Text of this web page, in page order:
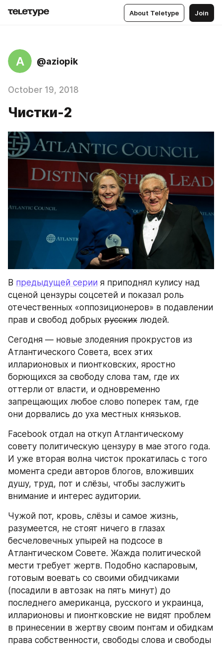
About Teletype Join
A @aziopik
October 19, 2018
Чистки-2
В предыдущей серии я приподнял кулису над
сценой цензуры соцсетей и показал роль
отечественных «оппозиционеров» в подавлении
прав и свобод добрых русских людей.
Сегодня — новые злодеяния прокрустов из
Атлантического Совета, всех этих
илларионовых и пионтковских, яростно
борющихся за свободу слова там, где их
оттерли от власти, и одновременно
запрещающих любое слово поперек там, где
они дорвались до уха местных князьков.
Facebook отдал на откуп Атлантическому
совету политическую цензуру в мае этого года.
И уже вторая волна чисток прокатилась с того
момента среди авторов блогов, вложивших
душу, труд, пот и слёзы, чтобы заслужить
внимание и интерес аудитории.
Чужой пот, кровь, слёзы и самое жизнь,
разумеется, не стоят ничего в глазах
бесчеловечных упырей на подсосе в
Атлантическом Совете. Жажда политической
мести требует жертв. Подобно каспаровым,
готовым воевать со своими обидчиками
(посадили в автозак на пять минут) до
последнего американца, русского и украинца,
илларионовы и пионтковские не видят проблем
в принесении в жертву своим понтам и обидкам
права собственности, свободы слова и свободы